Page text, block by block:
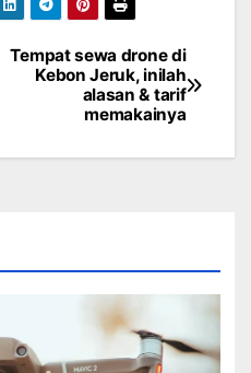
Tempat sewa drone di
Kebon Jeruk, inilah
alasan & tarif
memakainya